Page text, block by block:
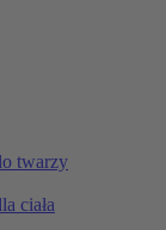
twarzy
ciała